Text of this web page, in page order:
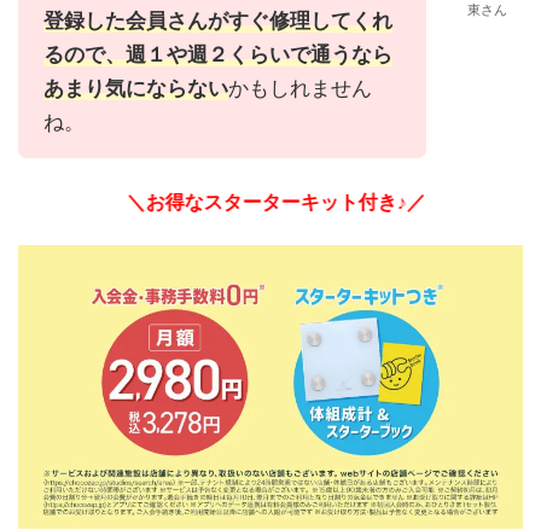
登録した会員さんがすぐ修理してくれ
るので、週１や週２くらいで通うなら
あまり気にならないかもしれません
ね。
東さん
＼お得なスターターキット付き♪／